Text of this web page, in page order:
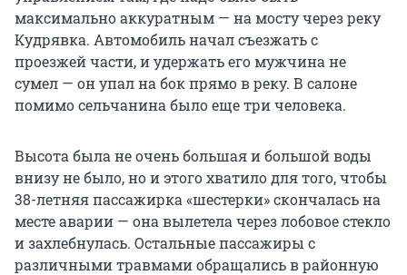
максимально аккуратным — на мосту через реку
Кудрявка. Автомобиль начал съезжать с
проезжей части, и удержать его мужчина не
сумел — он упал на бок прямо в реку. В салоне
помимо сельчанина было еще три человека.
Высота была не очень большая и большой воды
внизу не было, но и этого хватило для того, чтобы
38-летняя пассажирка «шестерки» скончалась на
месте аварии — она вылетела через лобовое стекло
и захлебнулась. Остальные пассажиры с
различными травмами обращались в районную